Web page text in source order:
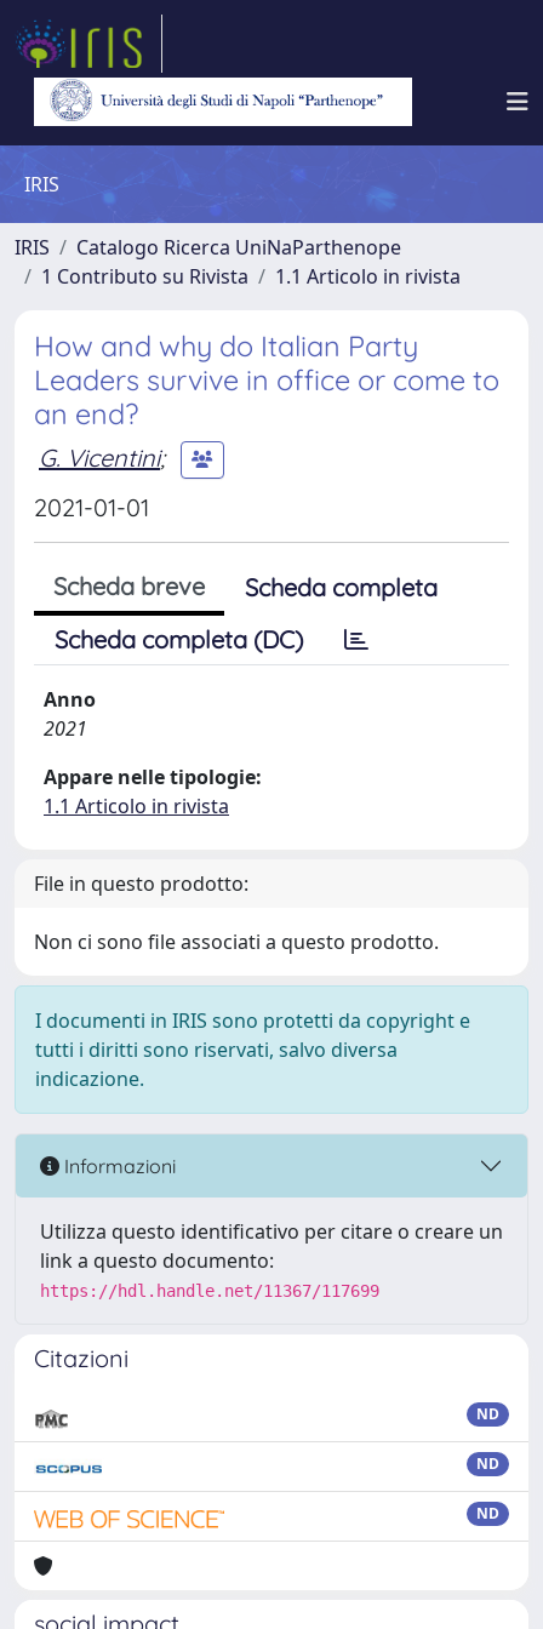
IRIS
IRIS
Catalogo Ricerca UniNaParthenope
1 Contributo su Rivista
1.1 Articolo in rivista
How and why do Italian Party
Leaders survive in office or come to
an end?
G. Vicentini;
2021-01-01
Scheda breve
Scheda completa
Scheda completa (DC)
Anno
2021
Appare nelle tipologie:
1.1 Articolo in rivista
File in questo prodotto:
Non ci sono file associati a questo prodotto.
I documenti in IRIS sono protetti da copyright e
tutti i diritti sono riservati, salvo diversa
indicazione.
Informazioni
Utilizza questo identificativo per citare o creare un
link a questo documento:
https://hdl.handle.net/11367/117699
Citazioni
ND
ND
ND